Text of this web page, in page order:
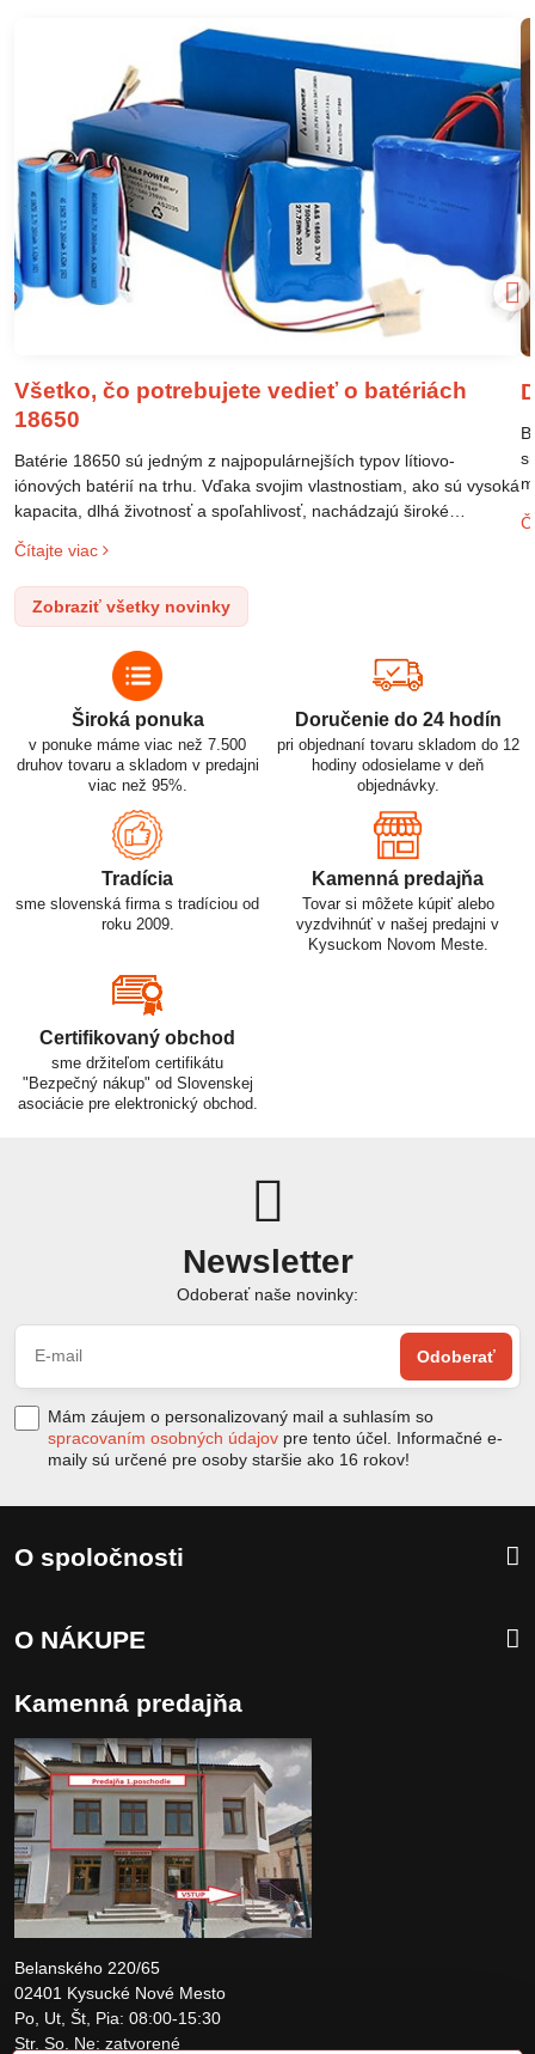
Všetko, čo potrebujete vedieť o batériách
18650
Batérie 18650 sú jedným z najpopulárnejších typov lítiovo-
iónových batérií na trhu. Vďaka svojim vlastnostiam, ako sú vysoká
kapacita, dlhá životnosť a spoľahlivosť, nachádzajú široké
po elektrické vozidlá. Pochopenie ich delenia, označovania a
správneho používania je kľúčom k ich efektívnemu a bezpečnému
využitiu.
Čítajte viac
Zobraziť všetky novinky
Široká ponuka
v ponuke máme viac než 7.500
druhov tovaru a skladom v predajni
viac než 95%.
Doručenie do 24 hodín
pri objednaní tovaru skladom do 12
hodiny odosielame v deň
objednávky.
Tradícia
sme slovenská firma s tradíciou od
roku 2009.
Kamenná predajňa
Tovar si môžete kúpiť alebo
vyzdvihnúť v našej predajni v
Kysuckom Novom Meste.
Certifikovaný obchod
sme držiteľom certifikátu
"Bezpečný nákup" od Slovenskej
asociácie pre elektronický obchod.
Newsletter
Odoberať naše novinky:
Odoberať
Mám záujem o personalizovaný mail a suhlasím so
spracovaním osobných údajov pre tento účel. Informačné e-
maily sú určené pre osoby staršie ako 16 rokov!
O spoločnosti
O NÁKUPE
Kamenná predajňa
Belanského 220/65
02401 Kysucké Nové Mesto
Po, Ut, Št, Pia: 08:00-15:30
Str, So, Ne: zatvorené